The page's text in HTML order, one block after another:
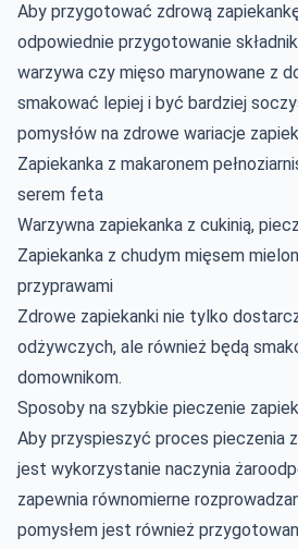
Aby przygotować zdrową
odpowiednie przygotowanie
warzywa czy mięso marynowane z
smakować lepiej i być bardziej
pomysłów na zdrowe wariacje
Zapiekanka z makaronem
serem feta
Warzywna zapiekanka z cukinią,
Zapiekanka z chudym mięsem
przyprawami
Zdrowe zapiekanki nie tylko
odżywczych, ale również będą
domownikom.
Sposoby na szybkie pieczenie
Aby przyspieszyć proces pieczenia
jest wykorzystanie naczynia
zapewnia równomierne
pomysłem jest również